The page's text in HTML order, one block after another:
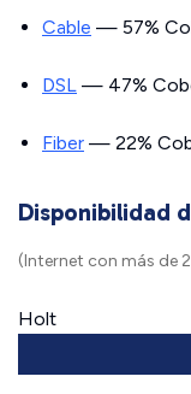
Cable — 57%
DSL — 47%
Fiber — 22%
Disponibilidad
(Internet con más de
Holt